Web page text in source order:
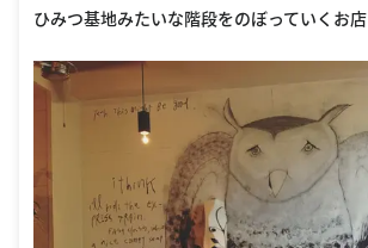
ひみつ基地みたいな階段をのぼっていくお店